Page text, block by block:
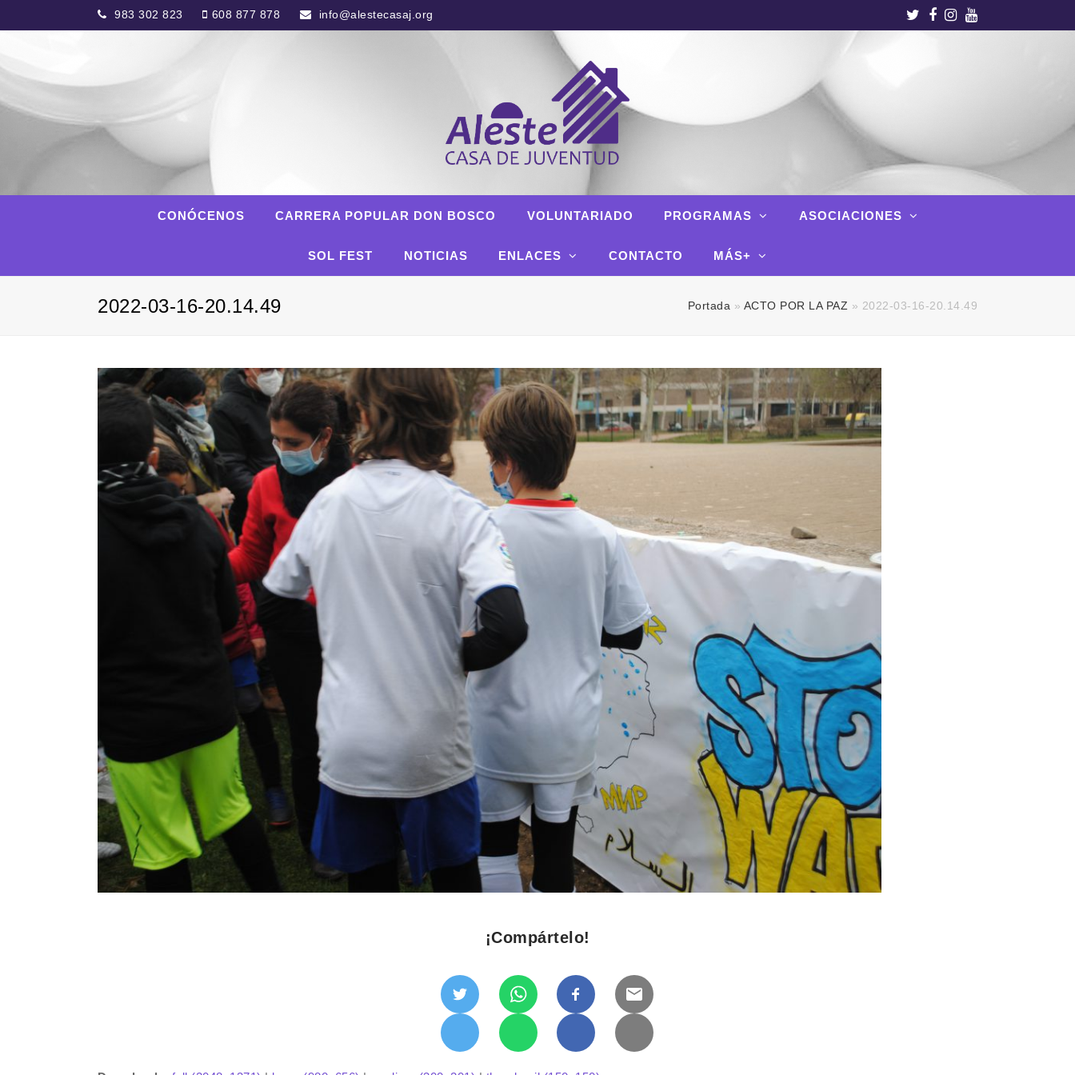
983 302 823 608 877 878 info@alestecasaj.org Twitter
Facebook
Instagram
Youtube
CONÓCENOS CARRERA POPULAR DON BOSCO VOLUNTARIADO PROGRAMAS ASOCIACIONES
SOL FEST NOTICIAS ENLACES CONTACTO MÁS+
2022-03-16-20.14.49 Portada » ACTO POR LA PAZ » 2022-03-16-20.14.49
¡Compártelo!